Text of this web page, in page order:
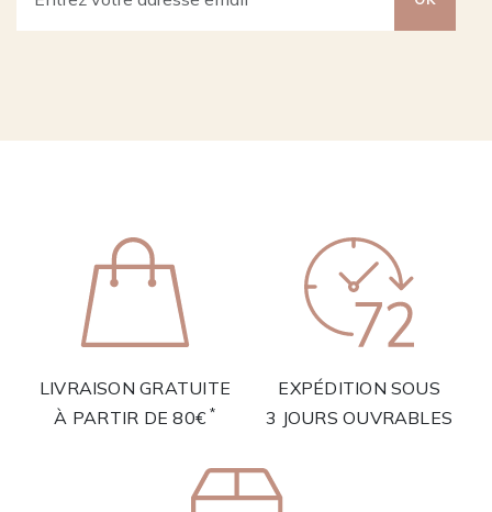
LIVRAISON GRATUITE
À PARTIR DE 80€*
EXPÉDITION SOUS
3 JOURS OUVRABLES